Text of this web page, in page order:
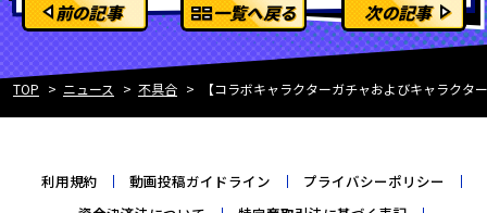
前の記事 一覧へ戻る 次の記事
TOP ニュース 不具合 【コラボキャラクターガチャおよびキャラク
利用規約 動画投稿ガイドライン
プライバシーポリシー